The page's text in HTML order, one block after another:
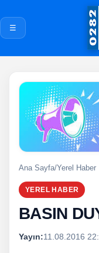
☰
Ana Sayfa/Yerel Haber
YEREL HABER
BASIN
Yayın:11.08.2016